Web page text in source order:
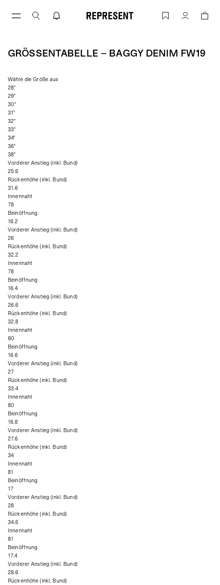
Inhalt
Größentabelle – BAGGY DENIM FW19 |
Konto
GRÖSSENTABELLE – BAGGY DENIM FW19
Wähle die Größe aus
28"
29"
30"
31"
32"
33"
34"
36"
38"
Vorderer Anstieg (inkl. Bund)
25.6
Rückenhöhe (inkl. Bund)
31.6
Innennaht
78
Beinöffnung
16.2
Vorderer Anstieg (inkl. Bund)
26
Rückenhöhe (inkl. Bund)
32.2
Innennaht
78
Beinöffnung
16.4
Vorderer Anstieg (inkl. Bund)
26.6
Rückenhöhe (inkl. Bund)
32.8
Innennaht
80
Beinöffnung
16.6
Vorderer Anstieg (inkl. Bund)
27
Rückenhöhe (inkl. Bund)
33.4
Innennaht
80
Beinöffnung
16.8
Vorderer Anstieg (inkl. Bund)
27.6
Rückenhöhe (inkl. Bund)
34
Innennaht
81
Beinöffnung
17
Vorderer Anstieg (inkl. Bund)
28
Rückenhöhe (inkl. Bund)
34.6
Innennaht
81
Beinöffnung
17.4
Vorderer Anstieg (inkl. Bund)
28.6
Rückenhöhe (inkl. Bund)